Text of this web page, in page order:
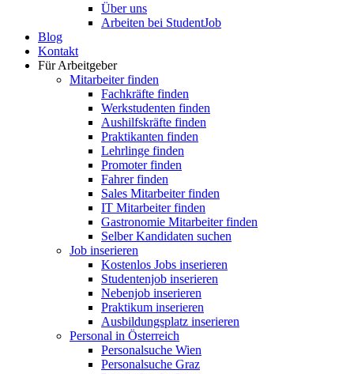
Über uns
Arbeiten bei StudentJob
Blog
Kontakt
Für Arbeitgeber
Mitarbeiter finden
Fachkräfte finden
Werkstudenten finden
Aushilfskräfte finden
Praktikanten finden
Lehrlinge finden
Promoter finden
Fahrer finden
Sales Mitarbeiter finden
IT Mitarbeiter finden
Gastronomie Mitarbeiter finden
Selber Kandidaten suchen
Job inserieren
Kostenlos Jobs inserieren
Studentenjob inserieren
Nebenjob inserieren
Praktikum inserieren
Ausbildungsplatz inserieren
Personal in Österreich
Personalsuche Wien
Personalsuche Graz